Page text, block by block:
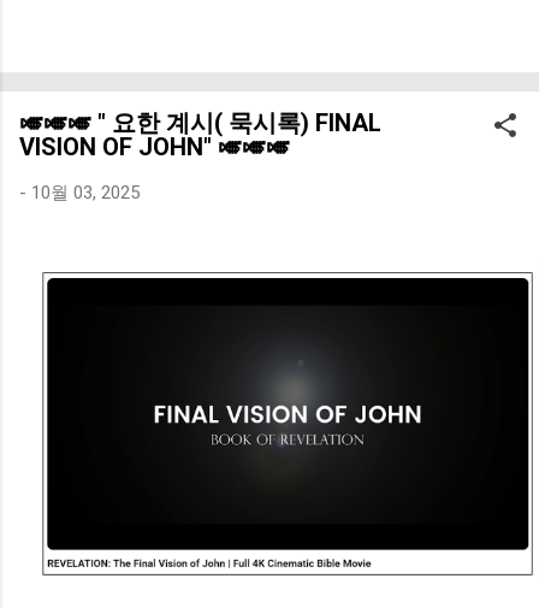
할 수 있습니다. 국내 상장주식의 경우 배당소득세 15.4%(소득
지 한 번에 계산됩니다. 네이버 금융, 증권사 HTS, 전용 배당 계
산 사이트 등에서 무료로 이용 가능하며 로그인 없이도 즉시 사
용할 수 있습니다. 요약: 보유 주식 수 × 주당 배당금 입력 후 세
가이드 ① 주당 배당금(DPS) 확인하는 방법 네이버 금융 또는
🎺🎺🎺 " 요한 계시( 묵시록) FINAL
VISION OF JOHN" 🎺🎺🎺
- 10월 03, 2025